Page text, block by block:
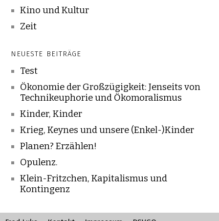
Kino und Kultur
Zeit
NEUESTE BEITRÄGE
Test
Ökonomie der Großzügigkeit: Jenseits von
Technikeuphorie und Ökomoralismus
Kinder, Kinder
Krieg, Keynes und unsere (Enkel-)Kinder
Planen? Erzählen!
Opulenz.
Klein-Fritzchen, Kapitalismus und
Kontingenz